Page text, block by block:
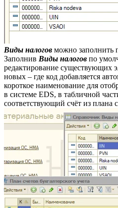
Виды налогов можно заполнить
Заполнив Виды налогов по
редактирование существующих
новых – где код добавляется
короткое наименование для
в системе EDS, в табличной
соответствующий счёт из плана